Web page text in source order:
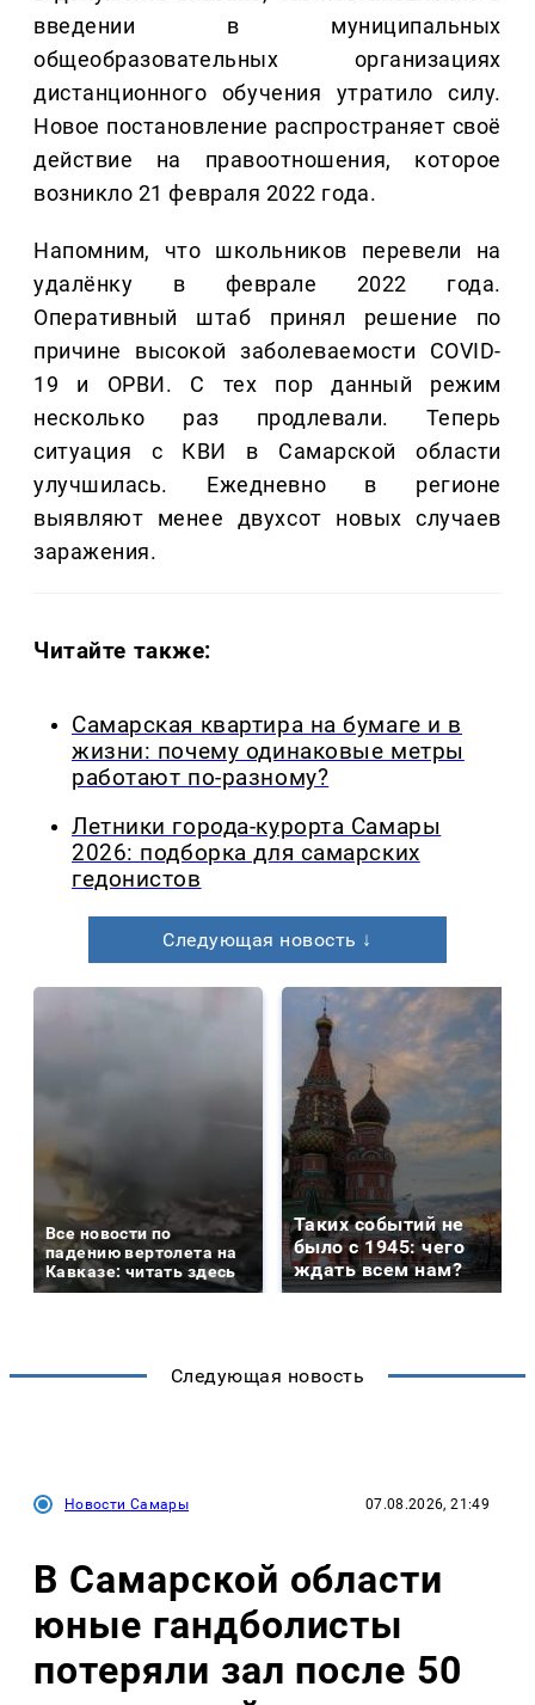
введении в муниципальных
общеобразовательных организациях
дистанционного обучения утратило силу.
Новое постановление распространяет своё
действие на правоотношения, которое
возникло 21 февраля 2022 года.
Напомним, что школьников перевели на
удалёнку в феврале 2022 года.
Оперативный штаб принял решение по
причине высокой заболеваемости COVID-
19 и ОРВИ. С тех пор данный режим
несколько раз продлевали. Теперь
ситуация с КВИ в Самарской области
улучшилась. Ежедневно в регионе
выявляют менее двухсот новых случаев
заражения.
Читайте также:
Самарская квартира на бумаге и в
жизни: почему одинаковые метры
работают по-разному?
Летники города-курорта Самары
2026: подборка для самарских
гедонистов
Следующая новость ↓
Все новости по
падению вертолета на
Кавказе: читать здесь
Таких событий не
было с 1945: чего
ждать всем нам?
Следующая новость
Новости Самары 07.08.2026, 21:49
В Самарской области
юные гандболисты
потеряли зал после 50